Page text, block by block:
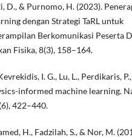
D., & Purnomo, H. (2023).
dengan Strategi TaRL untuk
Berkomunikasi Peserta
Fisika, 8(3), 158–164.
I. G., Lu, L., Perdikaris, P.,
informed machine learning.
422–440.
H., Fadzilah, S., & Nor, M.